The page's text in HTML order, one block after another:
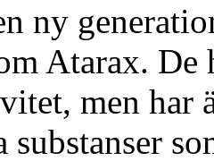
ny
Atarax. De
men har